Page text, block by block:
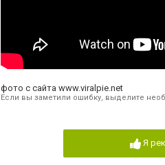
фото с сайта www.viralpie.net
Если вы заметили ошибку, выделите
Я